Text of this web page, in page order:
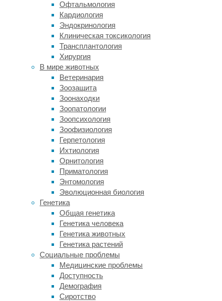
Офтальмология
Кардиология
Эндокринология
Клиническая токсикология
Трансплантология
Хирургия
В мире животных
Ветеринария
Зоозащита
Зоонаходки
Зоопатологии
Зоопсихология
Зоофизиология
Герпетология
Ихтиология
Орнитология
Приматология
Энтомология
Эволюционная биология
Генетика
Общая генетика
Генетика человека
Генетика животных
Генетика растений
Социальные проблемы
Медицинские проблемы
Доступность
Демография
Сиротство
ручной
работы:
керамика,
вязаные
игрушки,
полезные
сладости,
книги
для
взрослых
детей
от
издательства
«МИФ»
множество
полезных
приятных
сувениров.
Kids
Time
для
детей
родителей
запланированы